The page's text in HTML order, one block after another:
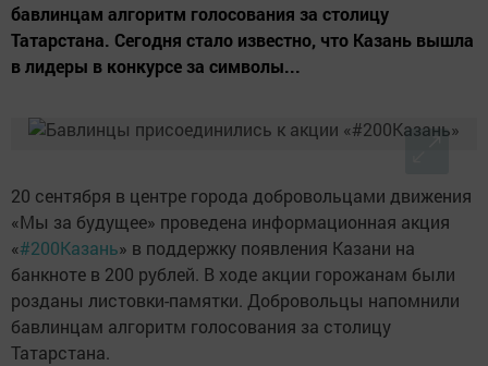
бавлинцам алгоритм голосования за столицу
Татарстана. Сегодня стало известно, что Казань вышла
в лидеры в конкурсе за символы...
20 сентября в центре города добровольцами движения
«Мы за будущее» проведена информационная акция
«#200Казань» в поддержку появления Казани на
банкноте в 200 рублей. В ходе акции горожанам были
розданы листовки-памятки. Добровольцы напомнили
бавлинцам алгоритм голосования за столицу
Татарстана.